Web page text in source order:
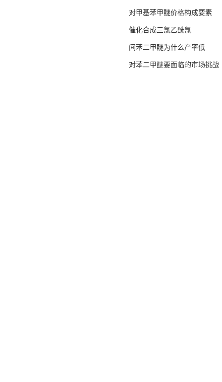
对甲基苯甲醚价格构成要素
催化合成三氯乙酰氯
间苯二甲醚为什么产率低
对苯二甲醚要面临的市场挑战